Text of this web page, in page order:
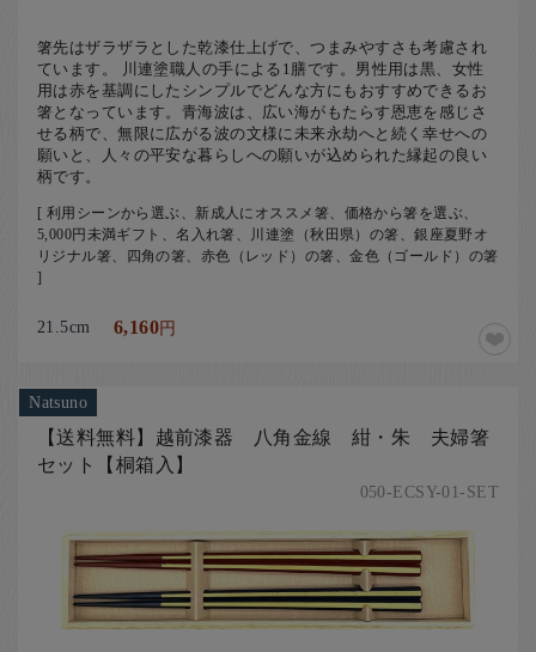
箸先はザラザラとした乾漆仕上げで、つまみやすさも考慮され
ています。 川連塗職人の手による1膳です。男性用は黒、女性
用は赤を基調にしたシンプルでどんな方にもおすすめできるお
箸となっています。青海波は、広い海がもたらす恩恵を感じさ
せる柄で、無限に広がる波の文様に未来永劫へと続く幸せへの
願いと、人々の平安な暮らしへの願いが込められた縁起の良い
柄です。
[ 利用シーンから選ぶ、新成人にオススメ箸、価格から箸を選ぶ、
5,000円未満ギフト、名入れ箸、川連塗（秋田県）の箸、銀座夏野オ
リジナル箸、四角の箸、赤色（レッド）の箸、金色（ゴールド）の箸
]
21.5cm 6,160円
Natsuno
【送料無料】越前漆器 八角金線 紺・朱 夫婦箸
セット【桐箱入】
050-ECSY-01-SET